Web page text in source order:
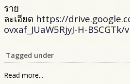
ราย
ละเอียด https://
ovxaf_JUaW5RjyJ-H-
Tagged under
Read more...